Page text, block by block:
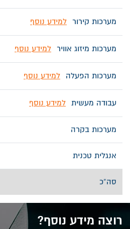
מערכות קירור למידע נוסף
מערכות מיזוג אוויר למידע נוסף
מערכות הפעלה למידע נוסף
עבודה מעשית למידע נוסף
מערכות בקרה
אנגלית טכנית
סה”כ
רוצה מידע נוסף?